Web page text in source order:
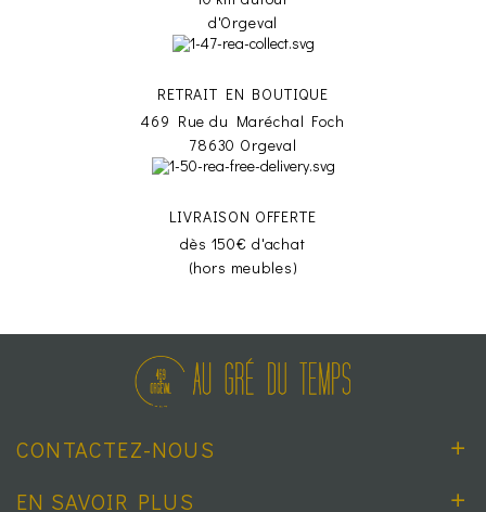
d'Orgeval
RETRAIT EN BOUTIQUE
469 Rue du Maréchal Foch
78630 Orgeval
LIVRAISON OFFERTE
dès 150€ d'achat
(hors meubles)
CONTACTEZ-NOUS
EN SAVOIR PLUS